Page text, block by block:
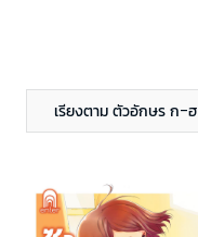
เรียงตาม ตัวอักษร ก-ฮ